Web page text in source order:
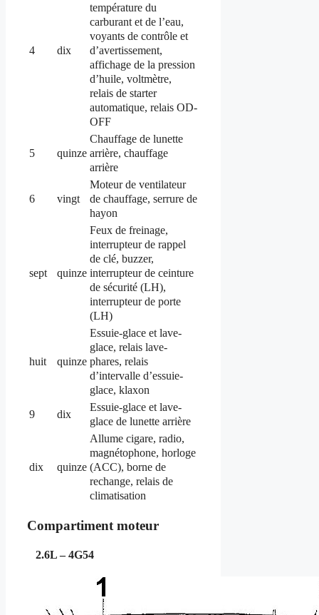
4 dix
température du
carburant et de l’eau,
voyants de contrôle et
d’avertissement,
affichage de la pression
d’huile, voltmètre,
relais de starter
automatique, relais OD-
OFF
5 quinze
Chauffage de lunette
arrière, chauffage
arrière
6 vingt
Moteur de ventilateur
de chauffage, serrure de
hayon
sept quinze
Feux de freinage,
interrupteur de rappel
de clé, buzzer,
interrupteur de ceinture
de sécurité (LH),
interrupteur de porte
(LH)
huit quinze
Essuie-glace et lave-
glace, relais lave-
phares, relais
d’intervalle d’essuie-
glace, klaxon
9 dix
Essuie-glace et lave-
glace de lunette arrière
dix quinze
Allume cigare, radio,
magnétophone, horloge
(ACC), borne de
rechange, relais de
climatisation
Compartiment moteur
2.6L – 4G54